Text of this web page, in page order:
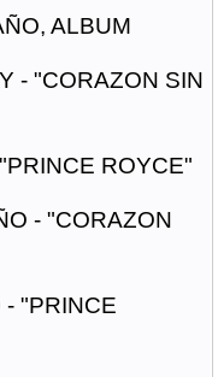
ALBUM
- "CORAZON SIN
ROYCE"
- "CORAZON
- "PRINCE